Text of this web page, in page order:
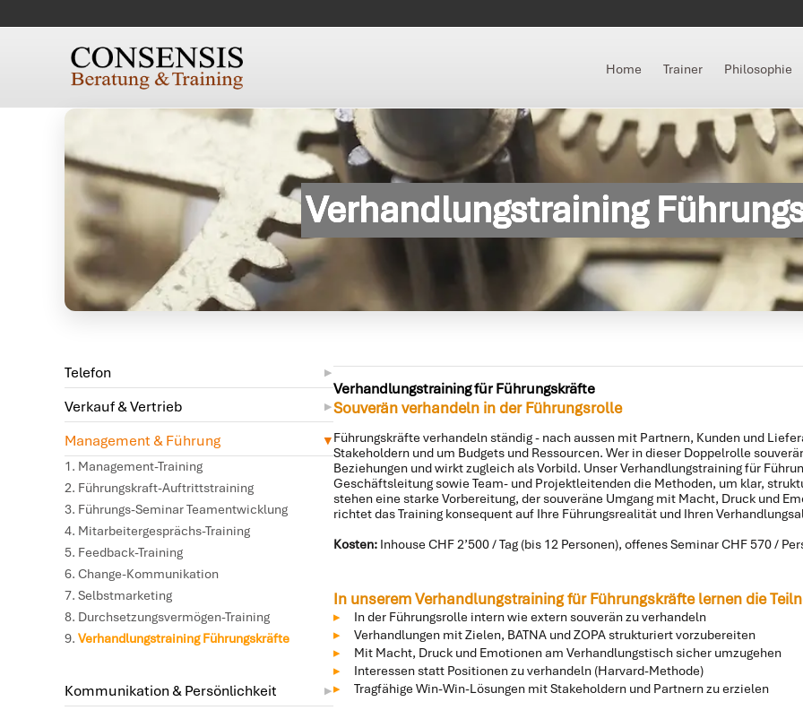
Home Trainer Philosophie
Verhandlungstraining
Telefon
Verkauf & Vertrieb
Management & Führung
Management-Training
Führungskraft-Auftrittstraining
Führungs-Seminar Teamentwicklung
Mitarbeitergesprächs-Training
Feedback-Training
Change-Kommunikation
Selbstmarketing
Durchsetzungsvermögen-Training
Verhandlungstraining Führungskräfte
Kommunikation & Persönlichkeit
Verhandlungstraining für Führungskräfte
Souverän verhandeln in der Führungsrolle
Führungskräfte verhandeln ständig - nach aussen mit Partnern, Kunden und
Stakeholdern und um Budgets und Ressourcen. Wer in dieser Doppelrolle
Beziehungen und wirkt zugleich als Vorbild. Unser Verhandlungstraining für
Geschäftsleitung sowie Team- und Projektleitenden die Methoden, um klar,
stehen eine starke Vorbereitung, der souveräne Umgang mit Macht, Druck und
richtet das Training konsequent auf Ihre Führungsrealität und Ihren
Kosten: Inhouse CHF 2’500 / Tag (bis 12 Personen), offenes Seminar CHF 570 /
In unserem Verhandlungstraining für Führungskräfte lernen die
In der Führungsrolle intern wie extern souverän zu verhandeln
Verhandlungen mit Zielen, BATNA und ZOPA strukturiert vorzubereiten
Mit Macht, Druck und Emotionen am Verhandlungstisch sicher umzugehen
Interessen statt Positionen zu verhandeln (Harvard-Methode)
Tragfähige Win-Win-Lösungen mit Stakeholdern und Partnern zu erzielen